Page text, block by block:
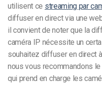
utilisent ce streaming par
diffuser en direct via une
il convient de noter que la
caméra IP nécessite un
souhaitez diffuser en direct
nous vous recommandons
qui prend en charge les